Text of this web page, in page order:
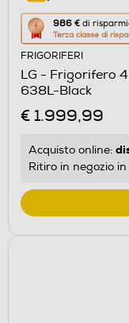
986 € di
Terza classe di
Questa
azione
aprirà
il
Calcolatore
di
energetico
di
Youreko.
FRIGORIFERI
LG - Frigorifero
638L-Black
€ 1.999,99
Acquisto online:
Ritiro in negozio